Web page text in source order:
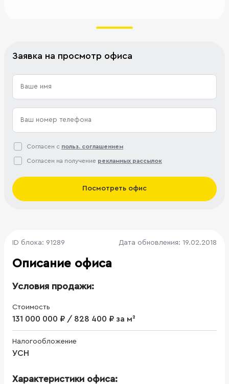
Заявка на просмотр офиса
Согласен с польз. соглашением
Согласен на получение рекламных рассылок
Посмотреть офис
ID блока: 91289 Дата обновления: 19.02.2018
Описание офиса
Условия продажи:
Стоимость
131 000 000 ₽ / 828 400 ₽ за м²
Налогообложение
УСН
Характеристики офиса: